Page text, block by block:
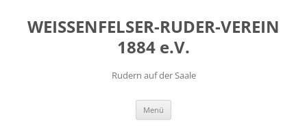
springen
WEISSENFELSER-RUDER-VEREIN
1884 e.V.
Rudern auf der Saale
Menü